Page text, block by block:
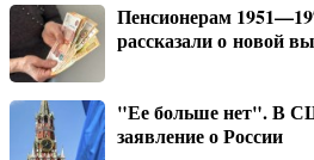
Пенсионерам
рассказали о новой
"Ее больше нет". В
заявление о России